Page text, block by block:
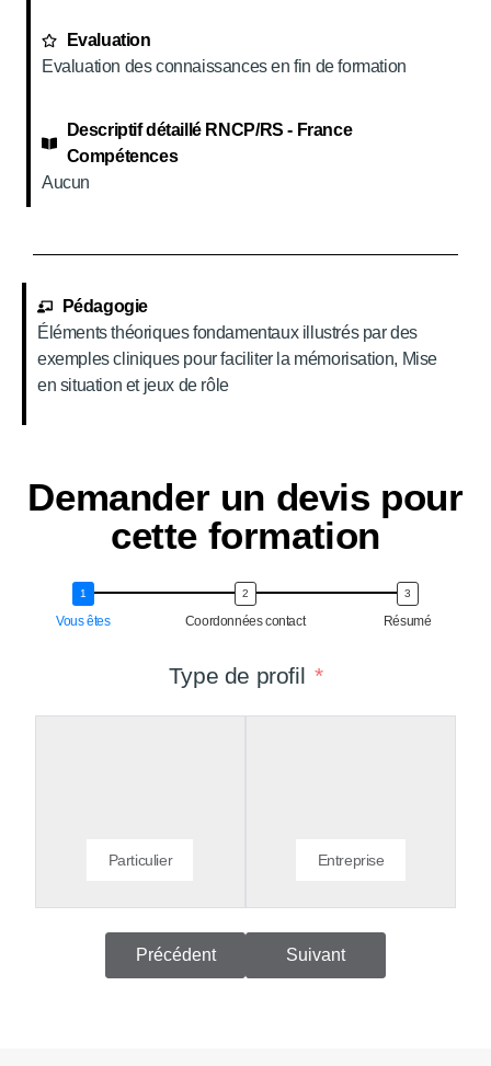
Evaluation
Evaluation des connaissances en fin de formation
Descriptif détaillé RNCP/RS - France
Compétences
Aucun
Pédagogie
Éléments théoriques fondamentaux illustrés par des
exemples cliniques pour faciliter la mémorisation, Mise
en situation et jeux de rôle
Demander un devis pour
cette formation
Vous êtes Coordonnées contact Résumé
Type de profil
Particulier Entreprise
Précédent Suivant